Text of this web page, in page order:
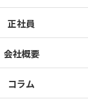
正社員
会社概要
コラム